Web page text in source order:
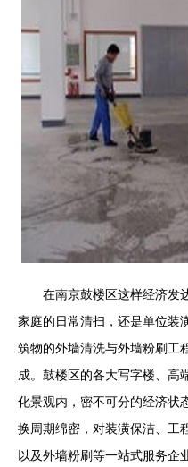
在南京鼓楼区这样经济发
家庭的日常清扫，还是单位装
筑物的外墙清洗与外墙粉刷工
成。鼓楼区的各大写字楼、高
化景观内，密不可分的经济状
换周期绵密，对装潢保洁、工
以及外墙粉刷等一站式服务企